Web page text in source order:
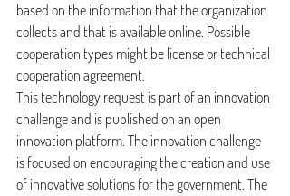
based on the information that the organization
collects and that is available online. Possible
cooperation types might be license or technical
cooperation agreement.
This technology request is part of an innovation
challenge and is published on an open
innovation platform. The innovation challenge
is focused on encouraging the creation and use
of innovative solutions for the government. The